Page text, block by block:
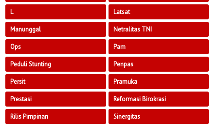
L Latsat
Manunggal Netralitas TNI
Ops Pam
Peduli Stunting Penpas
Persit Pramuka
Prestasi Reformasi Birokrasi
Rilis Pimpinan Sinergitas